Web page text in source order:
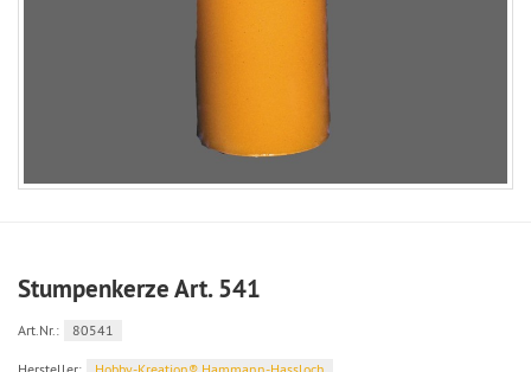
Stumpenkerze Art. 541
Art.Nr.: 80541